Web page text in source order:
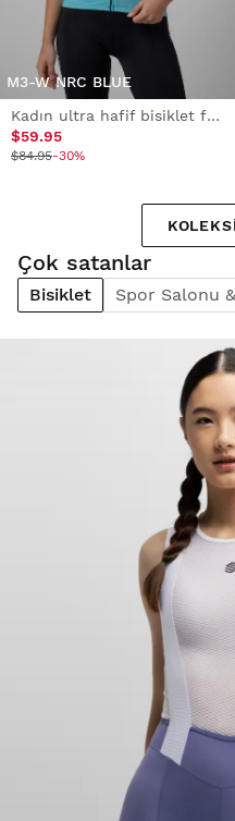
M3-W NRC BLUE
Kadın ultra hafif bisiklet forması
$59.95
$84.95-30%
Çok satanlar
Bisiklet Spor Salonu